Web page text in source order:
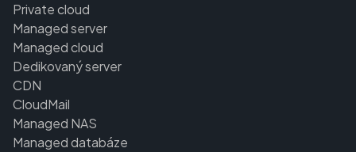
Private cloud
Managed server
Managed cloud
Dedikovaný server
CDN
CloudMail
Managed NAS
Managed databáze